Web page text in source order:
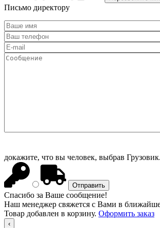
Письмо директору
докажите, что вы человек, выбрав Грузовик.
Спасибо за Ваше сообщение!
Наш менеджер свяжется с Вами в
Товар добавлен в корзину. Оформить заказ